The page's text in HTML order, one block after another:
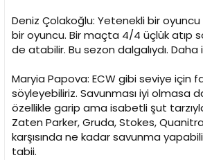
Deniz Çolakoğlu: Yetenekli bir oyuncu
bir oyuncu. Bir maçta 4/4 üçlük atıp
de atabilir. Bu sezon dalgalıydı. Daha
Maryia Papova: ECW gibi seviye için
söyleyebiliriz. Savunması iyi olmasa
özellikle garip ama isabetli şut
Zaten Parker, Gruda, Stokes,
karşısında ne kadar savunma
tabii.